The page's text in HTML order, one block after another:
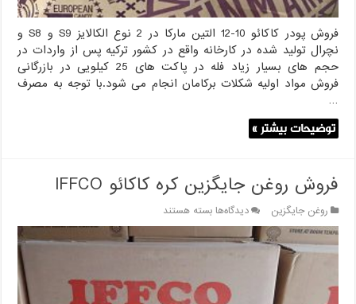
فروش پودر کاکائو 10-12 التین مارکا در 2 نوع الکالایز S9 و S8 و
نچرال تولید شده در کارخانه واقع در کشور ترکیه پس از واردات در
حجم های بسیار زیاد فله در پاکت های 25 کیلویی در بازرگانی
فروش مواد اولیه شکلات برکامان انجام می شود.با توجه به مصرف
…
توضیحات بیشتر »
فروش روغن جایگزین کره کاکائو IFFCO
روغن جایگزین دیدگاه‌هابرای
فروش
روغن
کاکائو
IFFCO
بسته هستند